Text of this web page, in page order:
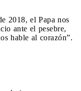
2018, el Papa nos
ante el pesebre,
hable al corazón”.